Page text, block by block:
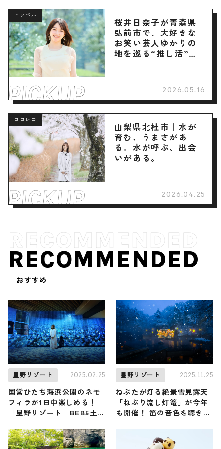
トラベル
桜井日奈子が青森県
弘前市で、大好きな
お笑い芸人ゆかりの
地を巡る“推し活”旅
2026.05.16
ロコレコ
山梨県北杜市｜水が
育む、うまさがあ
る。水が呼ぶ、出会
いがある。
2026.04.25
RECOMMENDED
おすすめ
星野リゾート 2025.02.25
国営ひたち海浜公園のネモ
フィラが1日中楽しめる！
「星野リゾート BEB5土浦
モフィラブルーミング」
星野リゾート 2025.11.25
ねぶたが灯る絶景雪見露天
「ねぶり流し灯篭」が今年
も開催！ 笛の音色を聴きな
浸ろう / 青森屋 by 星野リ
ゾートで12月3日スタート